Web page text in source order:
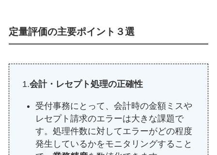
定量評価の主要ポイント３選
1.会計・レセプト処理の正確性
受付事務にとって、会計時の金額ミスや
レセプト請求のエラーは大きな課題で
す。処理件数に対してエラーがどの程度
発生しているかをモニタリングすること